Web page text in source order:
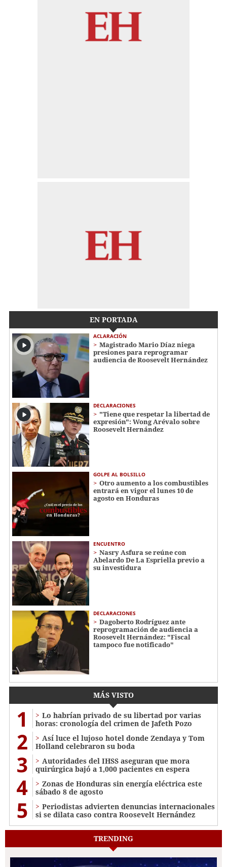
EN PORTADA
ACLARACIÓN
Magistrado Mario Díaz niega
presiones para reprogramar
audiencia de Roosevelt Hernández
DECLARACIONES
"Tiene que respetar la libertad de
expresión": Wong Arévalo sobre
Roosevelt Hernández
GOLPE AL BOLSILLO
Otro aumento a los combustibles
entrará en vigor el lunes 10 de
agosto en Honduras
ENCUENTRO
Nasry Asfura se reúne con
Abelardo De La Espriella previo a
su investidura
DECLARACIONES
Dagoberto Rodríguez ante
reprogramación de audiencia a
Roosevelt Hernández: "Fiscal
tampoco fue notificado"
MÁS VISTO
1
Lo habrían privado de su libertad por varias
horas: cronología del crimen de Jafeth Pozo
2
Así luce el lujoso hotel donde Zendaya y Tom
Holland celebraron su boda
3
Autoridades del IHSS aseguran que mora
quirúrgica bajó a 1,000 pacientes en espera
4
Zonas de Honduras sin energía eléctrica este
sábado 8 de agosto
5
Periodistas advierten denuncias internacionales
si se dilata caso contra Roosevelt Hernández
TRENDING